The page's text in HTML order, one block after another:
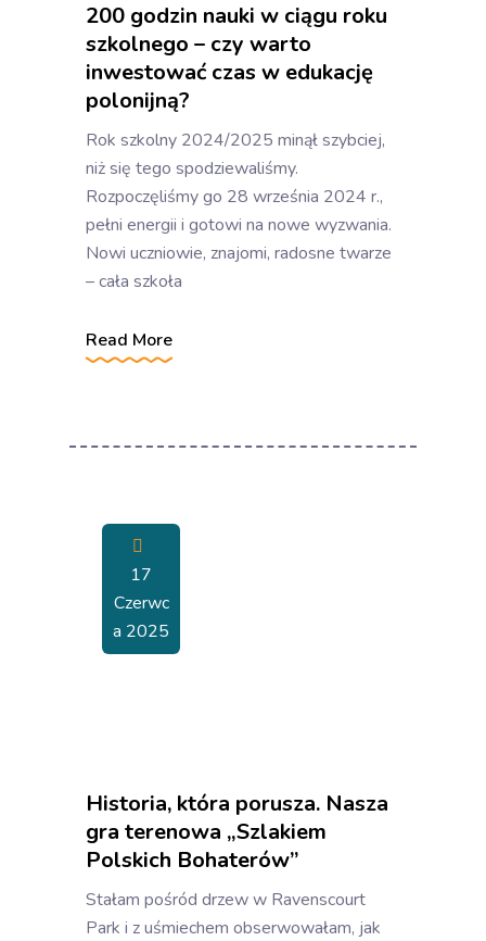
200 godzin nauki w ciągu roku
szkolnego – czy warto
inwestować czas w edukację
polonijną?
Rok szkolny 2024/2025 minął szybciej,
niż się tego spodziewaliśmy.
Rozpoczęliśmy go 28 września 2024 r.,
pełni energii i gotowi na nowe wyzwania.
Nowi uczniowie, znajomi, radosne twarze
– cała szkoła
Read More
17
Czerwc
A 2025
Historia, która porusza. Nasza
gra terenowa „Szlakiem
Polskich Bohaterów”
Stałam pośród drzew w Ravenscourt
Park i z uśmiechem obserwowałam, jak